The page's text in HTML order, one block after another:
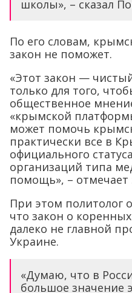
школы», – сказал
По его словам,
закон не поможет.
«Этот закон —
только для того,
общественное
«крымской
может помочь
практически все в
официального
организаций типа
помощь», – отмечает
При этом политолог
что закон о
далеко не главной
Украине.
«Думаю, что в
большое значение